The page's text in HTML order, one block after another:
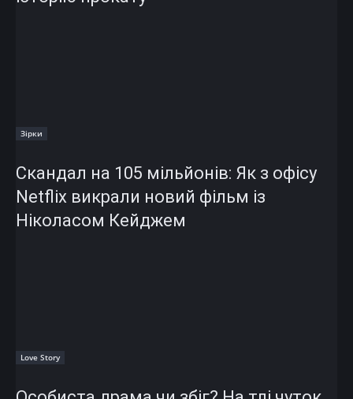
Зірки
Скандал на 105 мільйонів: Як з офісу
Netflix викрали новий фільм із
Ніколасом Кейджем
Love Story